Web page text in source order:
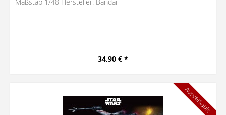
Maßstab 1/48 Hersteller: Bandai
34,90 € *
Ausverkauft